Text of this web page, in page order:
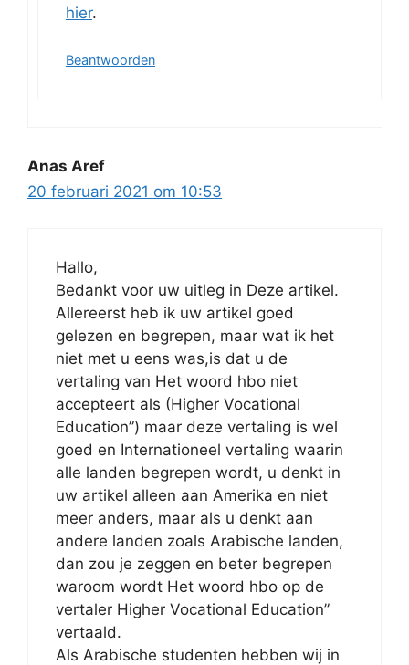
hier.
Beantwoorden
Anas Aref
20 februari 2021 om 10:53
Hallo,
Bedankt voor uw uitleg in Deze artikel.
Allereerst heb ik uw artikel goed
gelezen en begrepen, maar wat ik het
niet met u eens was,is dat u de
vertaling van Het woord hbo niet
accepteert als (Higher Vocational
Education”) maar deze vertaling is wel
goed en Internationeel vertaling waarin
alle landen begrepen wordt, u denkt in
uw artikel alleen aan Amerika en niet
meer anders, maar als u denkt aan
andere landen zoals Arabische landen,
dan zou je zeggen en beter begrepen
waroom wordt Het woord hbo op de
vertaler Higher Vocational Education”
vertaald.
Als Arabische studenten hebben wij in